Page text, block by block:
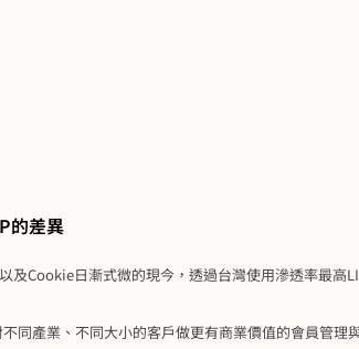
的差異
及Cookie日漸式微的現今，透過台灣使用滲透率最高
同產業、不同大小的客戶做更有商業價值的會員管理